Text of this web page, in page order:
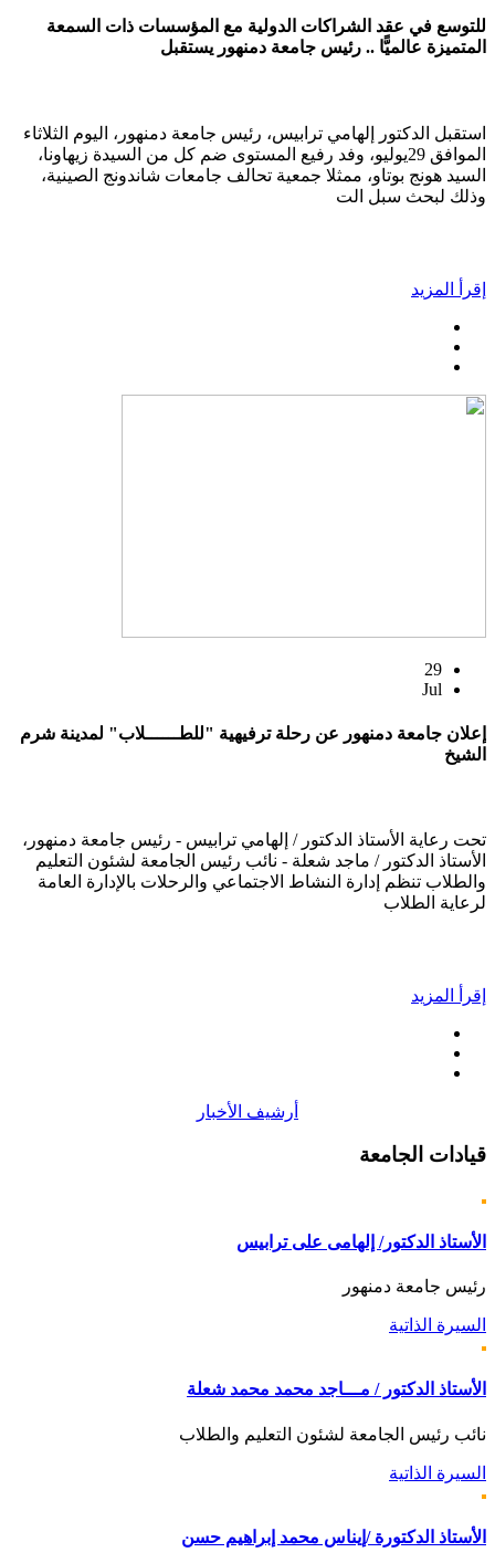
للتوسع في عقد الشراكات الدولية مع المؤسسات ذات السمعة
المتميزة عالميًّا .. رئيس جامعة دمنهور يستقبل
استقبل الدكتور إلهامي ترابيس، رئيس جامعة دمنهور، اليوم الثلاثاء
الموافق 29يوليو، وفد رفيع المستوى ضم كل من السيدة زيهاونا،
السيد هونج بوتاو، ممثلا جمعية تحالف جامعات شاندونج الصينية،
وذلك لبحث سبل الت
إقرأ المزيد
29
Jul
إعلان جامعة دمنهور عن رحلة ترفيهية "للطــــــلاب" لمدينة شرم
الشيخ
تحت رعاية الأستاذ الدكتور / إلهامي ترابيس - رئيس جامعة دمنهور،
الأستاذ الدكتور / ماجد شعلة - نائب رئيس الجامعة لشئون التعليم
والطلاب تنظم إدارة النشاط الاجتماعي والرحلات بالإدارة العامة
لرعاية الطلاب
إقرأ المزيد
أرشيف الأخبار
قيادات الجامعة
الأستاذ الدكتور/ إلهامى على ترابيس
رئيس جامعة دمنهور
السيرة الذاتية
الأستاذ الدكتور / مـــاجد محمد محمد شعلة
نائب رئيس الجامعة لشئون التعليم والطلاب
السيرة الذاتية
الأستاذ الدكتورة /إيناس محمد إبراهيم حسن